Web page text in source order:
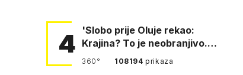
4
'Slobo prije Oluje rekao:
Krajina? To je neobranjivo.
Tuđmana zvao Krivousti'
360° 108194prikaza